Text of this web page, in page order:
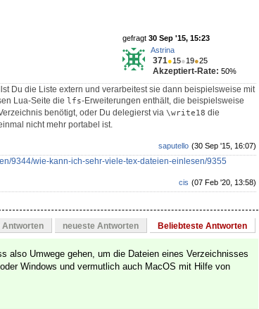
gefragt 30 Sep '15, 15:23
Astrina
371●15●19●25
Akzeptiert-Rate: 50%
Du die Liste extern und verarbeitest sie dann beispielsweise mit
Lua-Seite die lfs-Erweiterungen enthält, die beispielsweise
benötigt, oder Du delegierst via \write18 die
nicht mehr portabel ist.
(30 Sep '15, 16:07)
saputello
9344/wie-kann-ich-sehr-viele-tex-dateien-einlesen/9355
(07 Feb '20, 13:58)
cis
Antworten neueste Antworten Beliebteste Antworten
also Umwege gehen, um die Dateien eines Verzeichnisses
Windows und vermutlich auch MacOS mit Hilfe von